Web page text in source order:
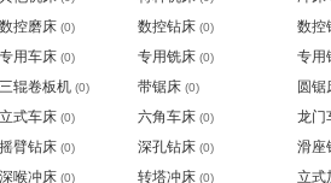
数控磨床 (0) 数控钻床 (0)
数控
专用车床 (0) 专用铣床 (0)
专用
三辊卷板机 (0) 带锯床 (0)
圆锯
立式车床 (0) 六角车床 (0)
龙门
摇臂钻床 (0) 深孔钻床 (0)
滑座
深喉冲床 (0) 转塔冲床 (0)
立式